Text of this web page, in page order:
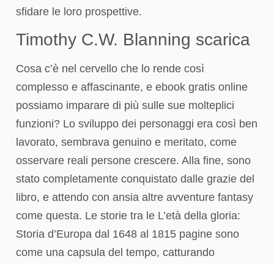
sfidare le loro prospettive.
Timothy C.W. Blanning scarica
Cosa c’è nel cervello che lo rende così
complesso e affascinante, e ebook gratis online
possiamo imparare di più sulle sue molteplici
funzioni? Lo sviluppo dei personaggi era così ben
lavorato, sembrava genuino e meritato, come
osservare reali persone crescere. Alla fine, sono
stato completamente conquistato dalle grazie del
libro, e attendo con ansia altre avventure fantasy
come questa. Le storie tra le L’età della gloria:
Storia d’Europa dal 1648 al 1815 pagine sono
come una capsula del tempo, catturando